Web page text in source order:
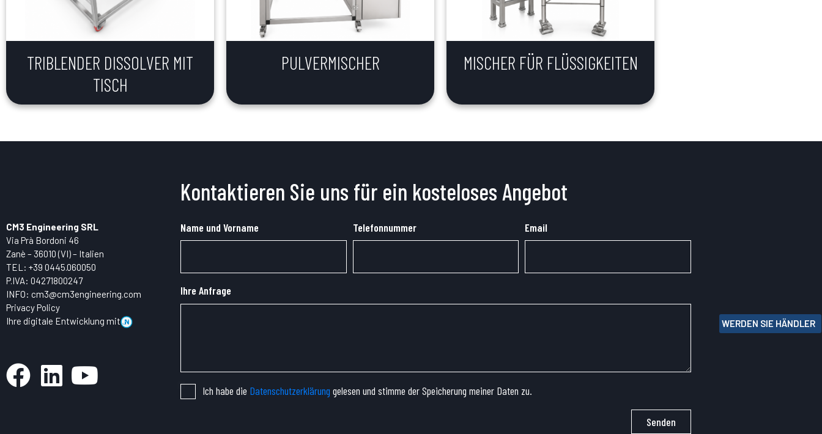
WERDEN SIE HÄNDLER
TRIBLENDER DISSOLVER MIT
TISCH
PULVERMISCHER MISCHER FÜR FLÜSSIGKEITEN
CM3 Engineering SRL
Via Prà Bordoni 46
Zanè – 36010 (VI) – Italien
TEL: +39 0445.060050
P.IVA: 04271800247
INFO: cm3@cm3engineering.com
Privacy Policy
Ihre digitale Entwicklung mit
Kontaktieren Sie uns für ein kosteloses Angebot
Name und Vorname Telefonnummer Email
Ihre Anfrage
Ich habe die Datenschutzerklärung gelesen und stimme der Speicherung meiner Daten zu.
Senden